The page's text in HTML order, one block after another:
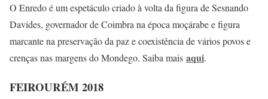
O Enredo é um espetáculo criado à volta da figura de Sesnando
Davides, governador de Coimbra na época moçárabe e figura
marcante na preservação da paz e coexistência de vários povos e
crenças nas margens do Mondego. Saiba mais aqui.
FEIROURÉM 2018